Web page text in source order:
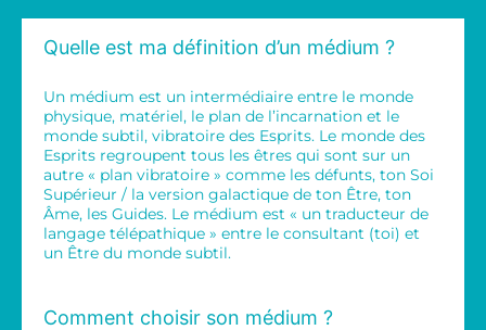
Quelle est ma définition d’un médium ?
Un médium est un intermédiaire entre le monde
physique, matériel, le plan de l’incarnation et le
monde subtil, vibratoire des Esprits. Le monde des
Esprits regroupent tous les êtres qui sont sur un
autre « plan vibratoire » comme les défunts, ton Soi
Supérieur / la version galactique de ton Être, ton
Âme, les Guides. Le médium est « un traducteur de
langage télépathique » entre le consultant (toi) et
un Être du monde subtil.
Comment choisir son médium ?